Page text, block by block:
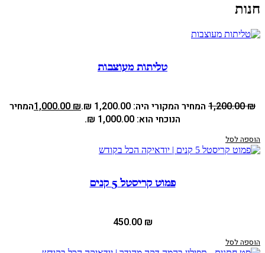
חנות
טליתות מעוצבות
1,200.00₪ המחיר המקורי היה: 1,200.00 ₪. 1,000.00₪
המחיר
הנוכחי הוא: 1,000.00 ₪.
הוספה לסל
פמוט קריסטל 5 קנים
450.00 ₪
הוספה לסל